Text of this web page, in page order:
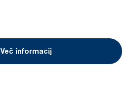
Več informacij